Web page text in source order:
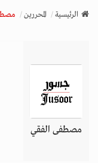
v
t
o
الرئيسية المحررين
مصطفى الفقي